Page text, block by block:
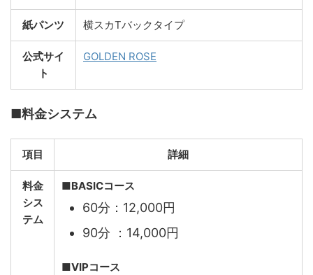
紙パンツ 横スカTバックタイプ
公式サイ
ト
GOLDEN ROSE
■料金システム
項目 詳細
料金
シス
テム
■BASICコース
60分：12,000円
90分 ：14,000円
■VIPコース